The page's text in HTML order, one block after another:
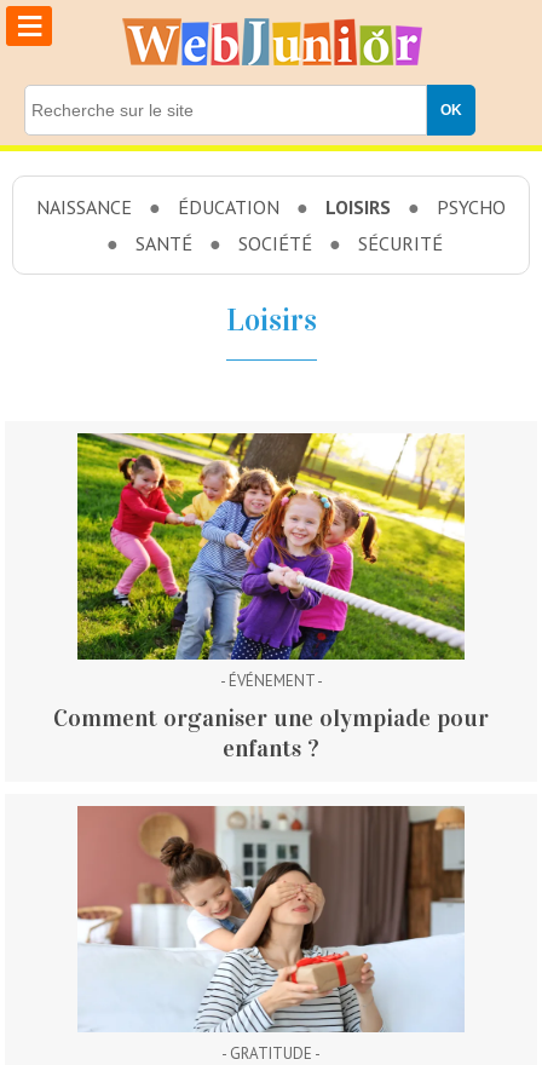
≡
NAISSANCE ÉDUCATION LOISIRS
PSYCHO
SANTÉ
SOCIÉTÉ SÉCURITÉ
Loisirs
- ÉVÉNEMENT -
Comment organiser une olympiade pour
enfants ?
- GRATITUDE -